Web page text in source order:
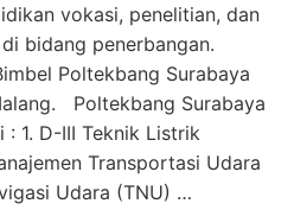
vokasi, penelitian, dan
bidang penerbangan.
Poltekbang Surabaya
Poltekbang Surabaya
1. D-III Teknik Listrik
Transportasi Udara
Udara (TNU) …